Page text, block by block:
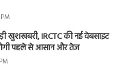
खुशखबरी, IRCTC की नई वेबसाइट
पहले से आसान और तेज